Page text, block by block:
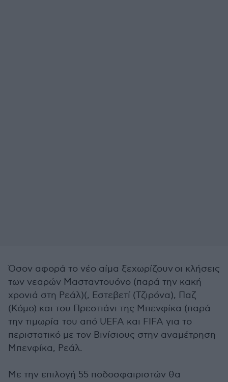
Όσον αφορά το νέο αίμα ξεχωρίζουν οι κλήσεις
των νεαρών Μασταντουόνο (παρά την κακή
χρονιά στη Ρεάλ)(, Εστεβετί (Τζιρόνα), Παζ
(Κόμο) και του Πρεστιάνι της Μπενφίκα (παρά
την τιμωρία του από UEFA και FIFA για το
περιστατικό με τον Βινίσιους στην αναμέτρηση
Μπενφίκα, Ρεάλ.
Με την επιλογή 55 ποδοσφαιριστών θα